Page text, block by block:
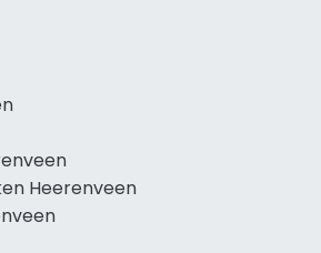
Heerenveen